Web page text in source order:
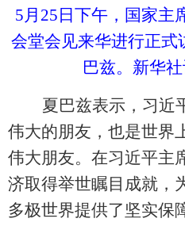
5月25日下午，国家主
会堂会见来华进行正式
巴兹。新华
夏巴兹表示，习近
伟大的朋友，也是世界
伟大朋友。在习近平主
济取得举世瞩目成就，
多极世界提供了坚实保